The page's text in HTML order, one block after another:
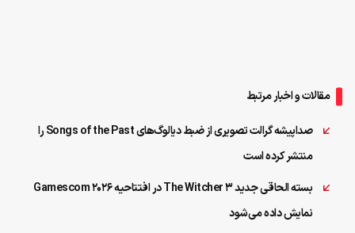
مقالات و اخبار مرتبط
صداپیشه گرالت تصویری از ضبط دیالوگ‌های Songs of the Past را
منتشر کرده است
بسته الحاقی جدید The Witcher 3 در افتتاحیه Gamescom 2026
نمایش داده می‌شود